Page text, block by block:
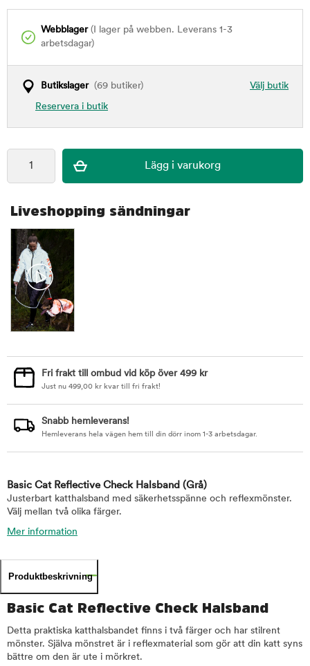
Webblager(I lager på webben. Leverans 1-3
arbetsdagar)
Välj butik
Butikslager(69 butiker)
Reservera i butik
Liveshopping sändningar
Fri frakt till ombud vid köp över 499 kr
Just nu 499,00 kr kvar till fri frakt!
Snabb hemleverans!
Hemleverans hela vägen hem till din dörr inom 1-3 arbetsdagar.
Basic Cat Reflective Check Halsband (Grå)
Justerbart katthalsband med säkerhetsspänne och reflexmönster.
Välj mellan två olika färger.
Mer information
Produktbeskrivning
Basic Cat Reflective Check Halsband
Detta praktiska katthalsbandet finns i två färger och har stilrent
mönster. Själva mönstret är i reflexmaterial som gör att din katt syns
bättre om den är ute i mörkret.